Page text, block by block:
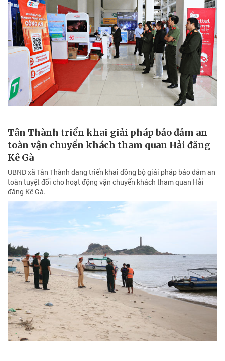
Tân Thành triển khai giải pháp bảo đảm an
toàn vận chuyển khách tham quan Hải đăng
Kê Gà
UBND xã Tân Thành đang triển khai đồng bộ giải pháp bảo đảm an
toàn tuyệt đối cho hoạt động vận chuyển khách tham quan Hải
đăng Kê Gà.